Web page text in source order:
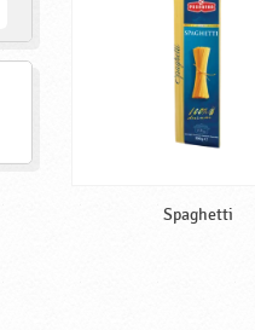
Spaghetti